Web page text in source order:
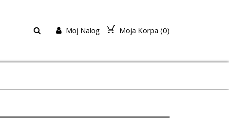
Moja Korpa (0)
Moj Nalog